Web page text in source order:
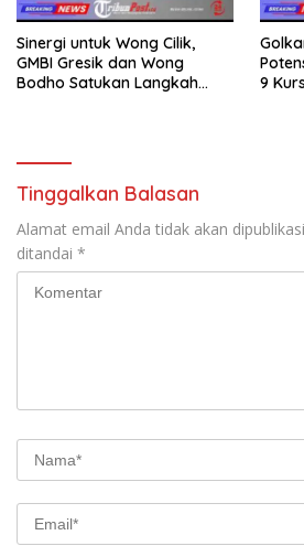
Sinergi untuk Wong Cilik,
GMBI Gresik dan Wong
Bodho Satukan Langkah
9
Tinggalkan Balasan
Alamat email Anda tidak akan
ditandai *